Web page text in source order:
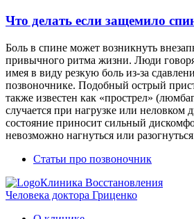
Что делать если защемило
Боль в спине может возникнуть
привычного ритма жизни. Люди
имея в виду резкую боль из-за
позвоночнике. Подобный острый
также известен как «прострел»
случается при нагрузке или неловком
состояние приносит сильный
невозможно нагнуться или
Статьи про позвоночник
Клиника Восстановления
Человека доктора Гриценко